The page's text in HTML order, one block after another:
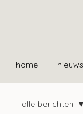
home nieuws
alle berichten